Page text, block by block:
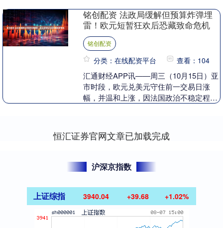
铭创配资 法政局缓解但预算炸弹埋
雷！欧元短暂狂欢后恐藏致命危机
铭创配资
分类：在线配资平台 查看：104
汇通财经APP讯——周三（10月15日）亚
市时段，欧元兑美元守住前一交易日涨
幅，并温和上涨，因法国政治不稳定程度
恒汇证券官网文章已加载完成
沪深京指数
上证综指 3940.04 +39.68 +1.02%